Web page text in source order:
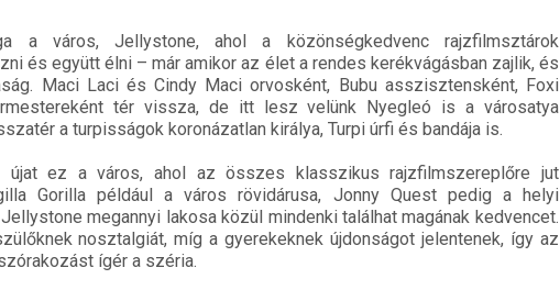
a város, Jellystone, ahol a közönségkedvenc rajzfilmsztárok
és együtt élni – már amikor az élet a rendes kerékvágásban zajlik, és
Maci Laci és Cindy Maci orvosként, Bubu asszisztensként, Foxi
tér vissza, de itt lesz velünk Nyegleó is a városatya
a turpisságok koronázatlan királya, Turpi úrfi és bandája is.
újat ez a város, ahol az összes klasszikus rajzfilmszereplőre jut
Gorilla például a város rövidárusa, Jonny Quest pedig a helyi
megannyi lakosa közül mindenki találhat magának kedvencet.
nosztalgiát, míg a gyerekeknek újdonságot jelentenek, így az
ígér a széria.